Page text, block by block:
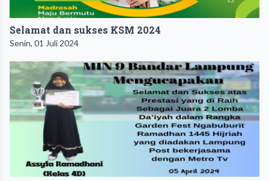
Selamat dan sukses KSM 2024
Senin, 01 Juli 2024